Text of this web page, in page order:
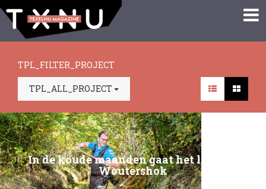
TPL_FILTER_PROJECT
TPL_ALL_PROJECT
In de koude maanden gaat het los op ´t
Woutershok